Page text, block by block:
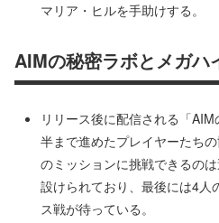
マリア・ヒルを手助けする。
AIMの秘密ラボとメガハ
リリース後に配信される「
半まで進めたプレイヤーたち
のミッションに挑戦できるの
設けられており、最後には4人
ス戦が待っている。